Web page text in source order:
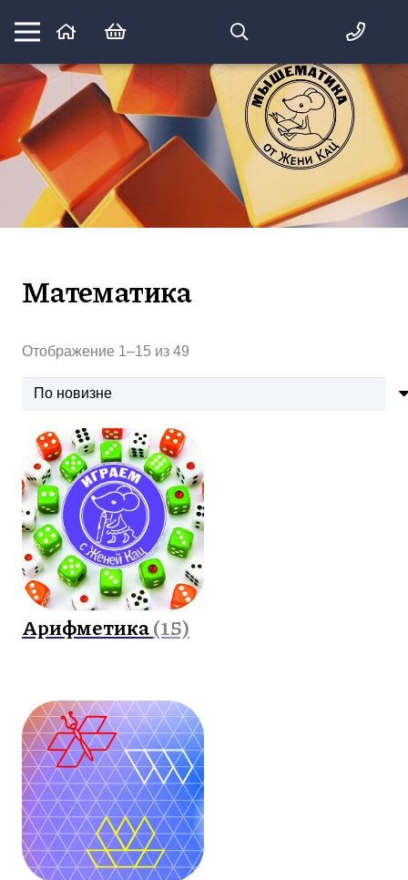
Математика вприпрыжку:
идеи и игры для детей и их родителей
Математика
Отображение 1–15 из 49
Арифметика(15)